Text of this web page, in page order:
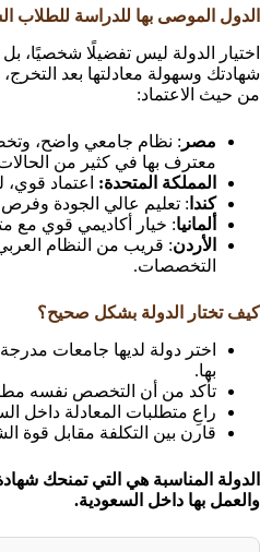
الدول الموصى بها للدراسة للطلاب
اختيار الدولة ليس تفضيلًا شخصيًا،
شهادتك وسهولة معادلتها بعد التخرج،
من حيث الاعتماد:
مصر : نظام جامعي واضح،
معترف بها في كثير من
المملكة المتحدة: اعتماد قوي،
كندا : تعليم عالي الجودة وفرص
ألمانيا: خيار أكاديمي قوي مع
الأردن: قريب من النظام
التخصصات.
كيف تختار الدولة بشكل صحيح؟
اختر دولة لديها جامعات
بها.
تأكد من أن التخصص نفسه
راعِ متطلبات المعادلة داخل
قارن بين التكلفة مقابل قوة
الدولة المناسبة هي التي تمنحك
والعمل بها داخل السعودية.